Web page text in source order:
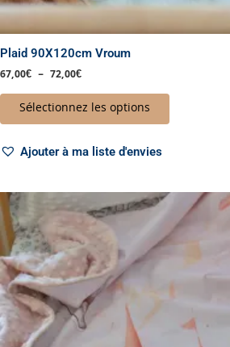
Plaid 90X120cm Vroum
67,00€ – 72,00€
Sélectionnez les options
Ajouter à ma liste d'envies
de
prix :
67,00€
à
72,00€
produit
a
plusieurs
variations.
Les
options
peuvent